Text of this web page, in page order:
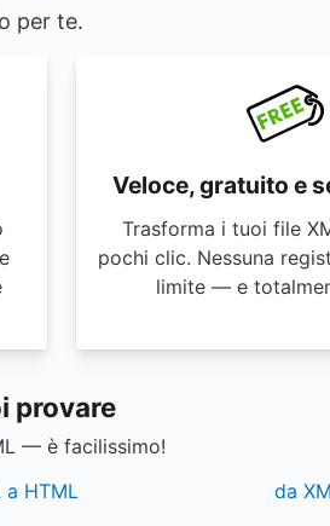
per te.
Veloce, gratuito e
Trasforma i tuoi file
pochi clic. Nessuna
limite — e
provare
— è facilissimo!
a HTML da